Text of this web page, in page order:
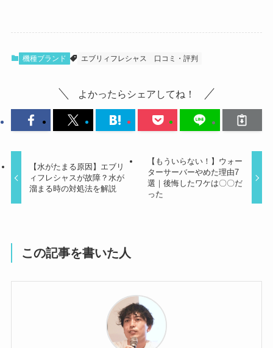
機種ブランド エブリィフレシャス 口コミ・評判
よかったらシェアしてね！
【水がたまる原因】エブリ
ィフレシャスが故障？水が
溜まる時の対処法を解説
【もういらない！】ウォー
ターサーバーやめた理由7
選｜後悔したワケは〇〇だ
った
この記事を書いた人